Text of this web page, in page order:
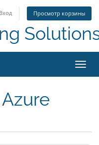
Вход Просмотр корзины